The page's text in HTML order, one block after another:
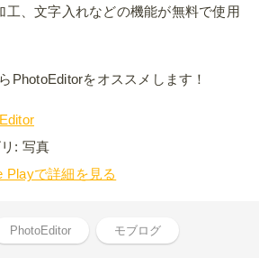
工、文字入れなどの機能が無料で使用
PhotoEditorをオススメします！
: 写真
Playで詳細を見る
PhotoEditor モブログ